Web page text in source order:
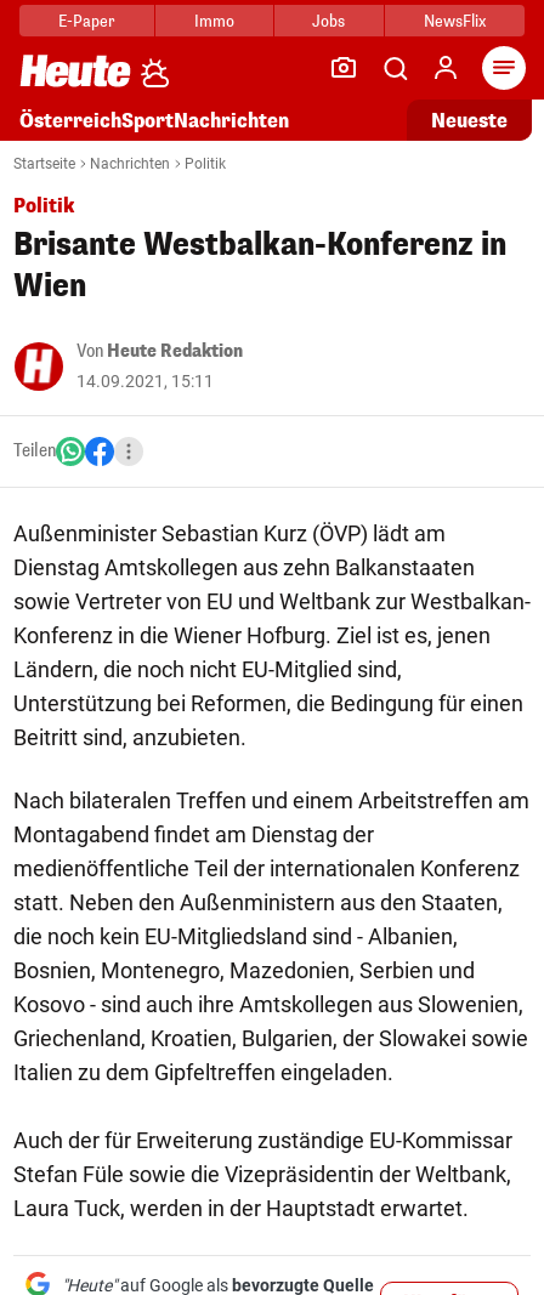
E-Paper Immo Jobs NewsFlix
ÖsterreichSportNachrichten Neueste
Startseite Nachrichten Politik
Politik
Brisante Westbalkan-Konferenz in
Wien
Von Heute Redaktion
14.09.2021, 15:11
Teilen
Außenminister Sebastian Kurz (ÖVP) lädt am
Dienstag Amtskollegen aus zehn Balkanstaaten
sowie Vertreter von EU und Weltbank zur Westbalkan-
Konferenz in die Wiener Hofburg. Ziel ist es, jenen
Ländern, die noch nicht EU-Mitglied sind,
Unterstützung bei Reformen, die Bedingung für einen
Beitritt sind, anzubieten.
Nach bilateralen Treffen und einem Arbeitstreffen am
Montagabend findet am Dienstag der
medienöffentliche Teil der internationalen Konferenz
statt. Neben den Außenministern aus den Staaten,
die noch kein EU-Mitgliedsland sind - Albanien,
Bosnien, Montenegro, Mazedonien, Serbien und
Kosovo - sind auch ihre Amtskollegen aus Slowenien,
Griechenland, Kroatien, Bulgarien, der Slowakei sowie
Italien zu dem Gipfeltreffen eingeladen.
Auch der für Erweiterung zuständige EU-Kommissar
Stefan Füle sowie die Vizepräsidentin der Weltbank,
Laura Tuck, werden in der Hauptstadt erwartet.
"Heute"auf Google als bevorzugte Quelle